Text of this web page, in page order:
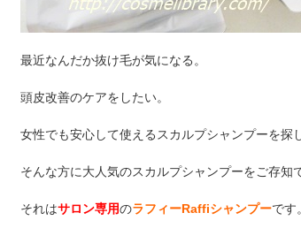
最近なんだか抜け毛が気になる。
頭皮改善のケアをしたい。
女性でも安心して使えるスカルプシャンプーを探
そんな方に大人気のスカルプシャンプーをご存知
それはサロン専用のラフィーRaffiシャンプーです